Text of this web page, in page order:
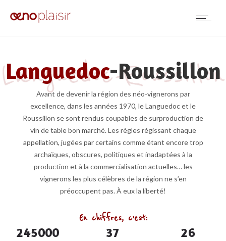
Languedoc-Roussillon
Avant de devenir la région des néo-vignerons par
excellence, dans les années 1970, le Languedoc et le
Roussillon se sont rendus coupables de surproduction de
vin de table bon marché. Les règles régissant chaque
appellation, jugées par certains comme étant encore trop
archaïques, obscures, politiques et inadaptées à la
production et à la commercialisation actuelles… les
vignerons les plus célèbres de la région ne s’en
préoccupent pas. À eux la liberté!
En chiffres, c’est:
245000 37 26